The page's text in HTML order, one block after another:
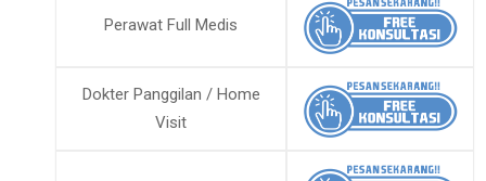
Perawat Full Medis
Dokter Panggilan / Home
Visit